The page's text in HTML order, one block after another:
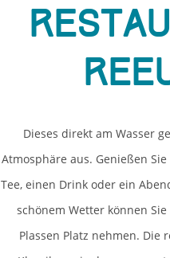
Dieses direkt am Wasser
Atmosphäre aus. Genießen
Tee, einen Drink oder ein
schönem Wetter können
Plassen Platz nehmen.